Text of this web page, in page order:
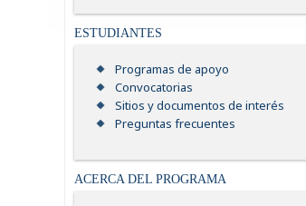
ESTUDIANTES
Programas de apoyo
Convocatorias
Sitios y documentos de interés
Preguntas frecuentes
ACERCA DEL PROGRAMA